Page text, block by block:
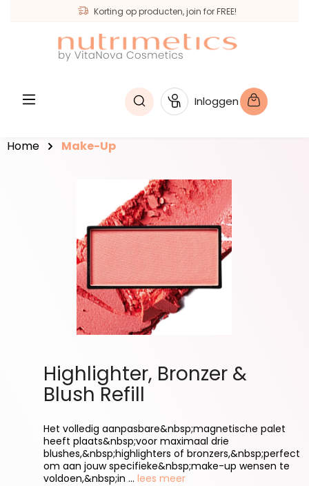
Korting op producten, join for FREE!
Inloggen
Home Make-Up
Highlighter, Bronzer &
Blush Refill
Het volledig aanpasbare&nbsp;magnetische palet
heeft plaats&nbsp;voor maximaal drie
blushes,&nbsp;highlighters of bronzers,&nbsp;perfect
om aan jouw specifieke&nbsp;make-up wensen te
voldoen,&nbsp;in ... lees meer